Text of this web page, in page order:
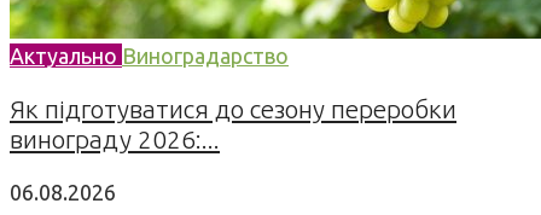
Актуально Виноградарство
Як підготуватися до сезону переробки
винограду 2026:...
06.08.2026